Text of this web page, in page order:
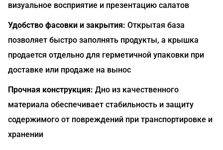
визуальное восприятие и презентацию салатов
Удобство фасовки и закрытия: Открытая база
позволяет быстро заполнять продукты, а крышка
продается отдельно для герметичной упаковки при
доставке или продаже на вынос
Прочная конструкция: Дно из качественного
материала обеспечивает стабильность и защиту
содержимого от повреждений при транспортировке и
хранении